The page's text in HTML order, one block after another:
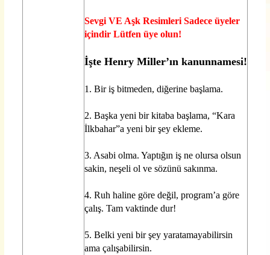
Sevgi VE Aşk Resimleri Sadece üyeler
içindir Lütfen üye olun!
İşte Henry Miller’ın kanunnamesi!
1. Bir iş bitmeden, diğerine başlama.
2. Başka yeni bir kitaba başlama, “Kara
İlkbahar”a yeni bir şey ekleme.
3. Asabi olma. Yaptığın iş ne olursa olsun
sakin, neşeli ol ve sözünü sakınma.
4. Ruh haline göre değil, program’a göre
çalış. Tam vaktinde dur!
5. Belki yeni bir şey yaratamayabilirsin
ama çalışabilirsin.